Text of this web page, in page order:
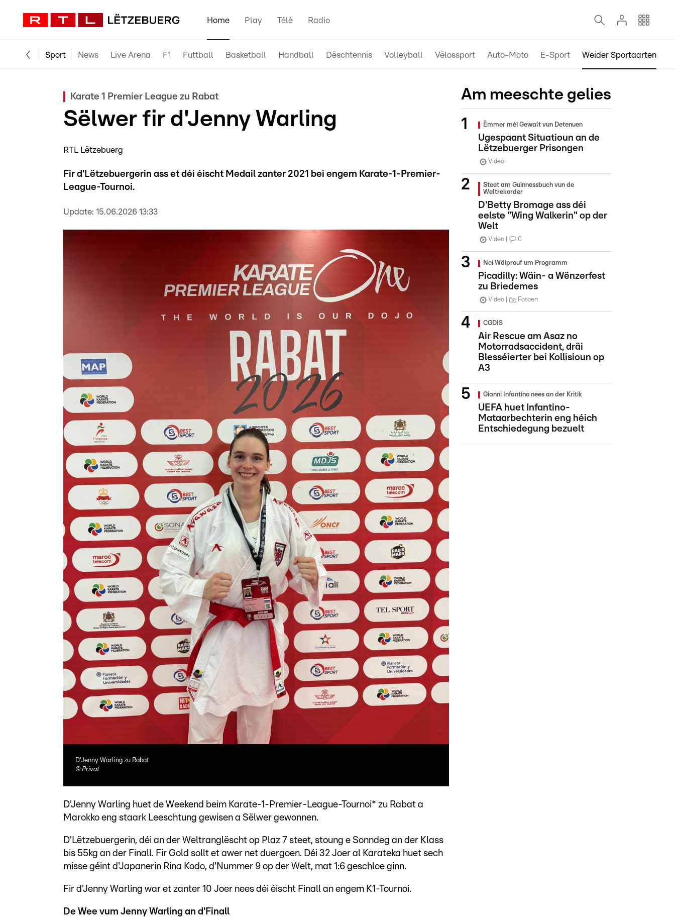
Home Play Télé Radio
Sport News Live Arena F1 Futtball Basketball Handball Dëschtennis Volleyball Vëlossport Auto-Moto E-Sport Weider Sportaarten
Karate 1 Premier League zu Rabat
Sëlwer fir d'Jenny Warling
RTL Lëtzebuerg
Fir d'Lëtzebuergerin ass et déi éischt Medail zanter 2021 bei engem Karate-1-Premier-
League-Tournoi.
Update: 15.06.2026 13:33
D'Jenny Warling zu Rabat
© Privat
D'Jenny Warling huet de Weekend beim Karate-1-Premier-League-Tournoi* zu Rabat a
Marokko eng staark Leeschtung gewisen a Sëlwer gewonnen.
D'Lëtzebuergerin, déi an der Weltranglëscht op Plaz 7 steet, stoung e Sonndeg an der Klass
bis 55kg an der Finall. Fir Gold sollt et awer net duergoen. Déi 32 Joer al Karateka huet sech
misse géint d'Japanerin Rina Kodo, d'Nummer 9 op der Welt, mat 1:6 geschloe ginn.
Fir d'Jenny Warling war et zanter 10 Joer nees déi éischt Finall an engem K1-Tournoi.
De Wee vum Jenny Warling an d'Finall
Am meeschte gelies
Ëmmer méi Gewalt vun Detenuen
Ugespaant Situatioun an de
Lëtzebuerger Prisongen
Video
Steet am Guinnessbuch vun de
Weltrekorder
D'Betty Bromage ass déi
eelste "Wing Walkerin" op der
Welt
Video 0
Nei Wäiprouf um Programm
Picadilly: Wäin- a Wënzerfest
zu Briedemes
Video Fotoen
CGDIS
Air Rescue am Asaz no
Motorradsaccident, dräi
Blesséierter bei Kollisioun op
A3
Gianni Infantino nees an der Kritik
UEFA huet Infantino-
Mataarbechterin eng héich
Entschiedegung bezuelt